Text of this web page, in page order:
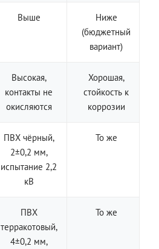
Выше
Ниже
(бюджетный
вариант)
Высокая,
контакты не
окисляются
Хорошая,
стойкость к
коррозии
ПВХ чёрный,
2±0,2 мм,
испытание 2,2
кВ
То же
ПВХ
терракотовый,
4±0,2 мм,
То же